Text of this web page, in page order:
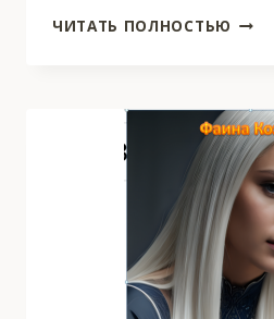
ЧИТАТЬ ПОЛНОСТЬЮ